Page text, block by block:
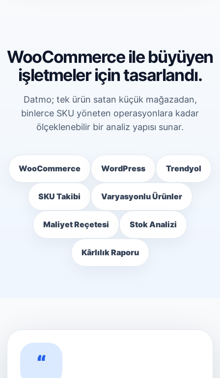
WooCommerce ile büyüyen
işletmeler için tasarlandı.
Datmo; tek ürün satan küçük mağazadan,
binlerce SKU yöneten operasyonlara kadar
ölçeklenebilir bir analiz yapısı sunar.
WooCommerce WordPress Trendyol
SKU Takibi Varyasyonlu Ürünler
Maliyet Reçetesi Stok Analizi
Kârlılık Raporu
“